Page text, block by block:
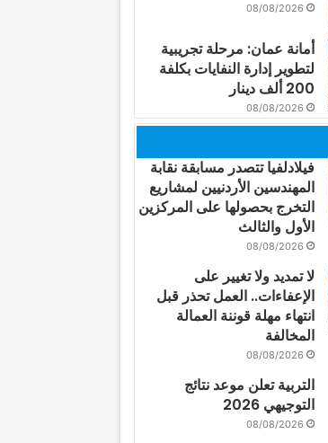
08/08/2026
أمانة عمان: مرحلة تجريبية
لتطوير إدارة النفايات بكلفة
200 ألف دينار
08/08/2026
فيلادلفيا تتصدر مسابقة نقابة
المهندسين الأردنيين لمشاريع
التخرج بحصولها على المركزين
الأول والثالث
08/08/2026
لا تمديد ولا تغيير على
الإعفاءات.. العمل تحذر قبل
انتهاء مهلة قوننة العمالة
المخالفة
08/08/2026
التربية تعلن موعد نتائج
التوجيهي 2026
08/08/2026